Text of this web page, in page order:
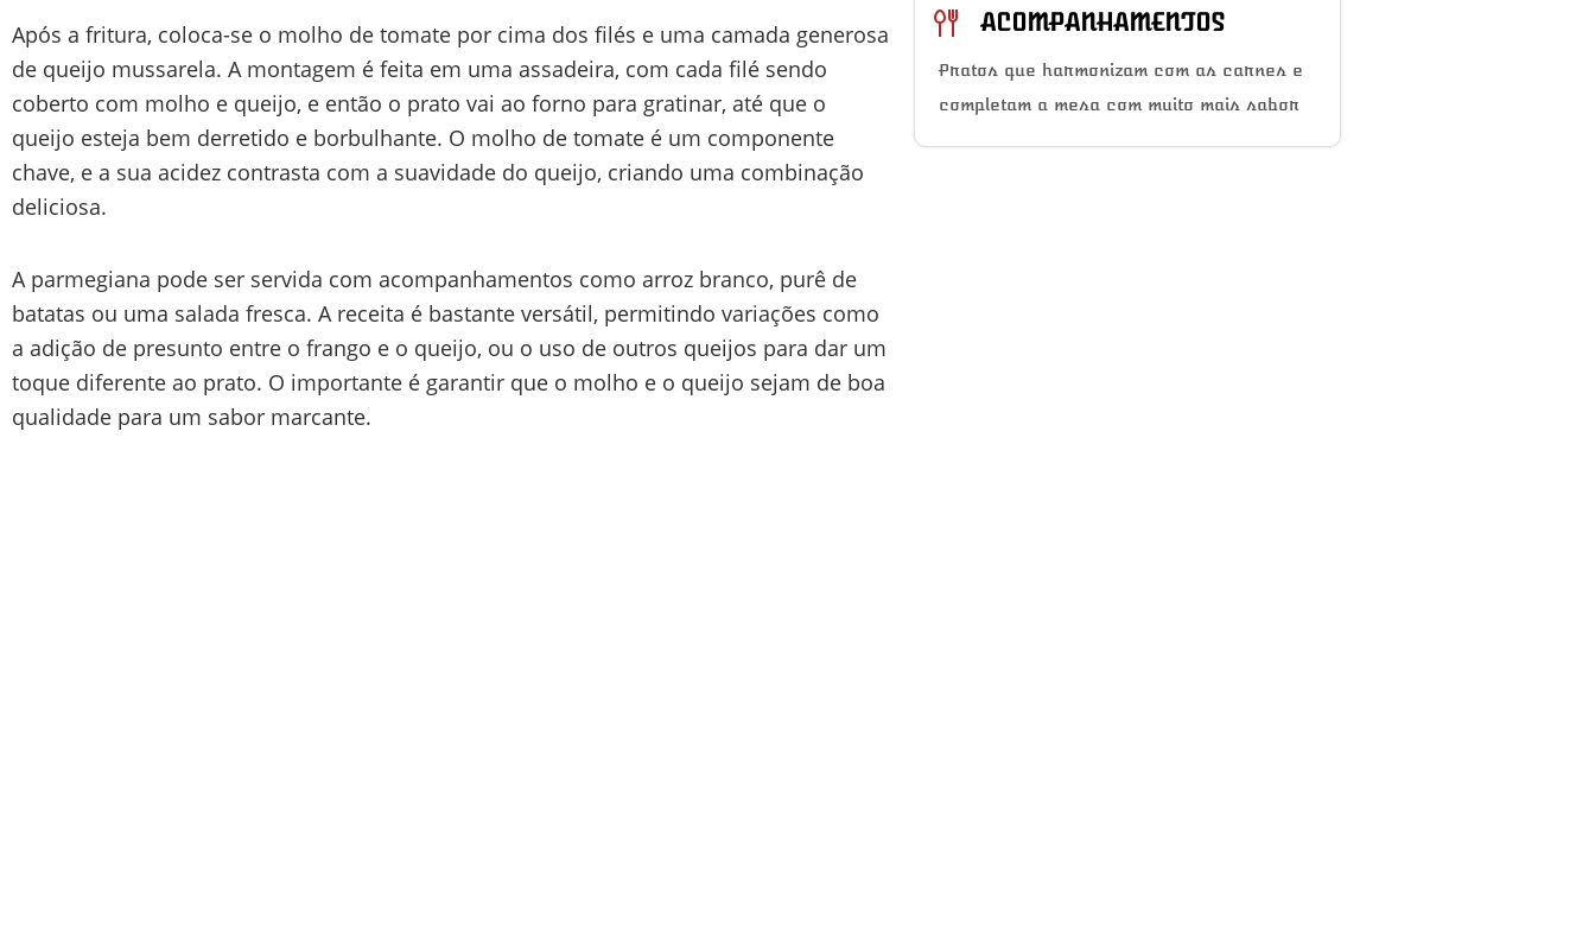
Após a fritura, coloca-se o molho de tomate por cima dos filés e uma camada generosa
de queijo mussarela. A montagem é feita em uma assadeira, com cada filé sendo
coberto com molho e queijo, e então o prato vai ao forno para gratinar, até que o
queijo esteja bem derretido e borbulhante. O molho de tomate é um componente
chave, e a sua acidez contrasta com a suavidade do queijo, criando uma combinação
deliciosa.
A parmegiana pode ser servida com acompanhamentos como arroz branco, purê de
batatas ou uma salada fresca. A receita é bastante versátil, permitindo variações como
a adição de presunto entre o frango e o queijo, ou o uso de outros queijos para dar um
toque diferente ao prato. O importante é garantir que o molho e o queijo sejam de boa
qualidade para um sabor marcante.
ACOMPANHAMENTOS
Pratos que harmonizam com as carnes e
completam a mesa com muito mais sabor